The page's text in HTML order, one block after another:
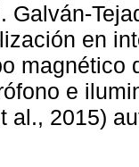
Galván-
en
magnético
e
al., 2015)